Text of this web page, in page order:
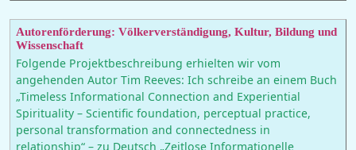
Autorenförderung: Völkerverständigung, Kultur, Bildung und
Wissenschaft
Folgende Projektbeschreibung erhielten wir vom
angehenden Autor Tim Reeves: Ich schreibe an einem Buch
„Timeless Informational Connection and Experiential
Spirituality – Scientific foundation, perceptual practice,
personal transformation and connectedness in
relationship“ – zu Deutsch „Zeitlose Informationelle